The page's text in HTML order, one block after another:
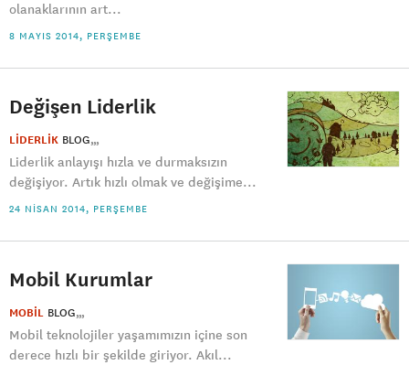
olanaklarının art...
8 MAYIS 2014, PERŞEMBE
Değişen Liderlik
LİDERLİK BLOG
Liderlik anlayışı hızla ve durmaksızın
değişiyor. Artık hızlı olmak ve değişime...
24 NISAN 2014, PERŞEMBE
Mobil Kurumlar
MOBİL BLOG
Mobil teknolojiler yaşamımızın içine son
derece hızlı bir şekilde giriyor. Akıl...